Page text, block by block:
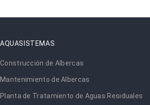
AQUASISTEMAS
Construcción de Albercas
Mantenimiento de Albercas
Planta de Tratamiento de Aguas Residuales